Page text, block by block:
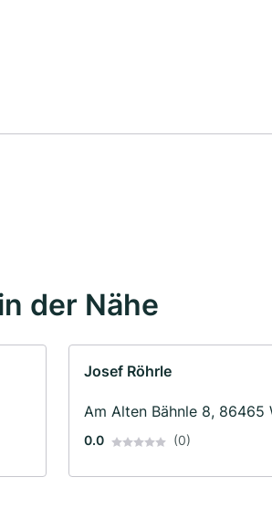
der Nähe
Josef Röhrle
Am Alten Bähnle 8, 86465
0.0 (0)